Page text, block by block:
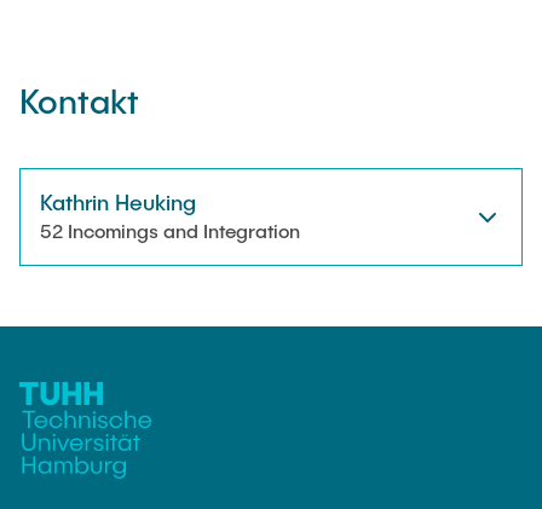
Kontakt
Kathrin Heuking
52 Incomings and Integration